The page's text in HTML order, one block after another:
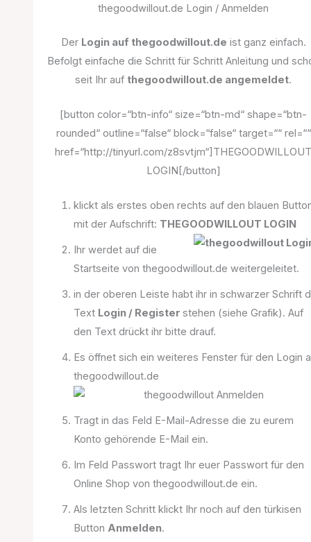
thegoodwillout.de Login / Anmelden
Der Login auf thegoodwillout.de ist ganz einfach.
Befolgt einfache die Schritt für Schritt Anleitung und
seit Ihr auf thegoodwillout.de angemeldet.
[button color=“btn-info“ size=“btn-md“ shape=“btn-
rounded“ outline=“false“ block=“false“ target=““ rel=““
href=“http://tinyurl.com/z8svtjm“]THEGOODWILLOUT
LOGIN[/button]
klickt als erstes oben rechts auf den blauen
mit der Aufschrift: THEGOODWILLOUT LOGIN
Ihr werdet auf die
Startseite von thegoodwillout.de weitergeleitet.
in der oberen Leiste habt ihr in schwarzer Schrift
Text Login / Registerstehen (siehe Grafik). Auf
den Text drückt ihr bitte drauf.
Es öffnet sich ein weiteres Fenster für den Login
thegoodwillout.de
Tragt in das Feld E-Mail-Adresse die zu eurem
Konto gehörende E-Mail ein.
Im Feld Passwort tragt Ihr euer Passwort für den
Online Shop von thegoodwillout.de ein.
Als letzten Schritt klickt Ihr noch auf den türkisen
Button Anmelden.